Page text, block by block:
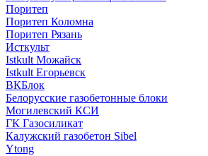
Поритеп
Поритеп Коломна
Поритеп Рязань
Исткульт
Istkult Можайск
Istkult Егорьевск
ВКБлок
Белорусские газобетонные блоки
Могилевский КСИ
ГК Газосиликат
Калужский газобетон Sibel
Ytong